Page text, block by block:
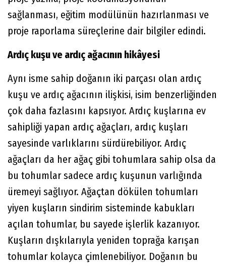
sağlanması, eğitim modülünün hazırlanması ve
proje raporlama süreçlerine dair bilgiler edindi.
Ardıç kuşu ve ardıç ağacının hikâyesi
Aynı isme sahip doğanın iki parçası olan ardıç
kuşu ve ardıç ağacının ilişkisi, isim benzerliğinden
çok daha fazlasını kapsıyor. Ardıç kuşlarına ev
sahipliği yapan ardıç ağaçları, ardıç kuşları
sayesinde varlıklarını sürdürebiliyor. Ardıç
ağaçları da her ağaç gibi tohumlara sahip olsa da
bu tohumlar sadece ardıç kuşunun varlığında
üremeyi sağlıyor. Ağaçtan dökülen tohumları
yiyen kuşların sindirim sisteminde kabukları
açılan tohumlar, bu sayede işlerlik kazanıyor.
Kuşların dışkılarıyla yeniden toprağa karışan
tohumlar kolayca çimlenebiliyor. Doğanın bu